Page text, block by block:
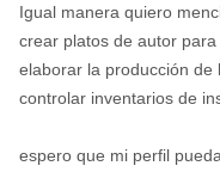
Igual manera quiero
crear platos de autor
elaborar la producción de
controlar inventarios de
espero que mi perfil